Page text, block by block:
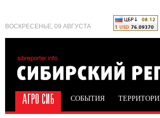
ВОСКРЕСЕНЬЕ, 09 АВГУСТА
СОБЫТИЯ